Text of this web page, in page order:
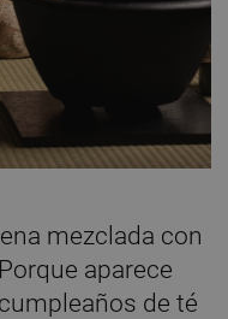
mezclada con
aparece
de té